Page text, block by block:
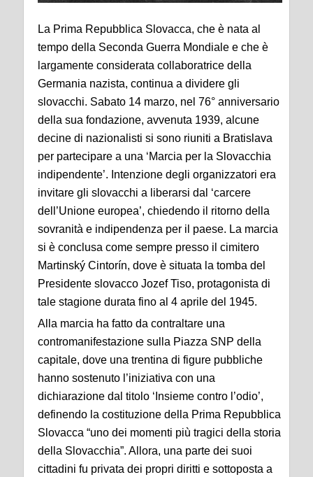
La Prima Repubblica Slovacca, che è nata al
tempo della Seconda Guerra Mondiale e che è
largamente considerata collaboratrice della
Germania nazista, continua a dividere gli
slovacchi. Sabato 14 marzo, nel 76° anniversario
della sua fondazione, avvenuta 1939, alcune
decine di nazionalisti si sono riuniti a Bratislava
per partecipare a una ‘Marcia per la Slovacchia
indipendente’. Intenzione degli organizzatori era
invitare gli slovacchi a liberarsi dal ‘carcere
dell’Unione europea’, chiedendo il ritorno della
sovranità e indipendenza per il paese. La marcia
si è conclusa come sempre presso il cimitero
Martinský Cintorín, dove è situata la tomba del
Presidente slovacco Jozef Tiso, protagonista di
tale stagione durata fino al 4 aprile del 1945.
Alla marcia ha fatto da contraltare una
contromanifestazione sulla Piazza SNP della
capitale, dove una trentina di figure pubbliche
hanno sostenuto l’iniziativa con una
dichiarazione dal titolo ‘Insieme contro l’odio’,
definendo la costituzione della Prima Repubblica
Slovacca “uno dei momenti più tragici della storia
della Slovacchia”. Allora, una parte dei suoi
cittadini fu privata dei propri diritti e sottoposta a